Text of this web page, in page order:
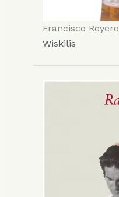
Francisco Reyero
Wiskilis